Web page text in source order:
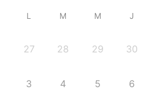
L M M J
27 28 29 30
3 4 5 6